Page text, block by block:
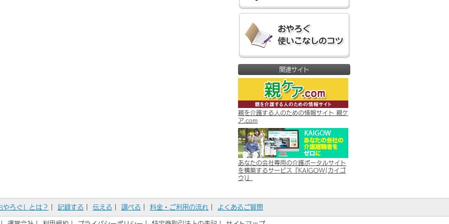
関連サイト
親を介護する人のための情報サイト 親ケ
ア.com
あなたの会社専用の介護ポータルサイト
を構築するサービス『KAIGOW(カイゴ
ウ)』
やろぐ」とは？ 記録する 伝える 調べる 料金・ご利用の流れ よくあるご質問